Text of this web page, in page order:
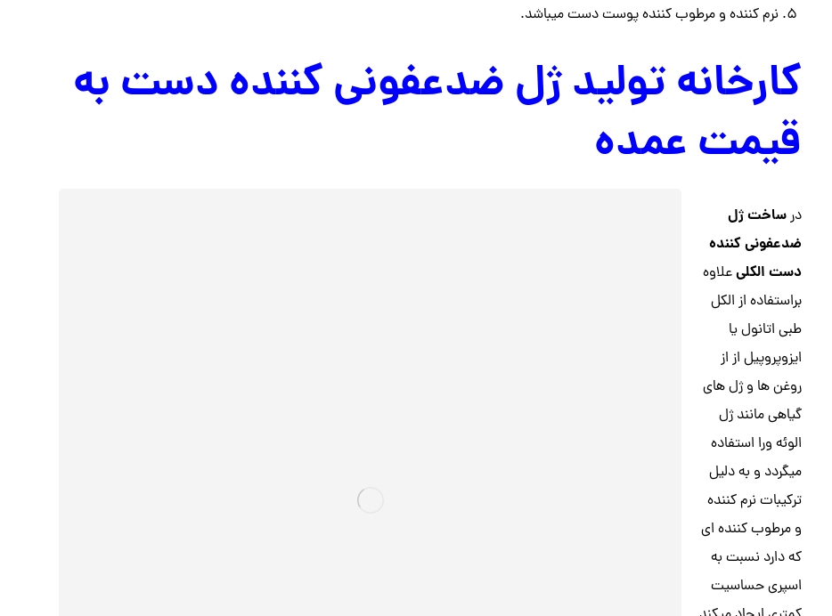
نرم کننده و مرطوب کننده پوست دست میباشد.
کارخانه تولید ژل ضدعفونی کننده دست به
قیمت عمده
درساخت ژل
ضدعفونی کننده
دست الکلیعلاوه
براستفاده از الکل
طبی اتانول یا
ایزوپروپیل از از
روغن ها و ژل های
گیاهی مانند ژل
الوئه ورا استفاده
میگردد و به دلیل
ترکیبات نرم کننده
و مرطوب کننده ای
که دارد نسبت به
اسپری حساسیت